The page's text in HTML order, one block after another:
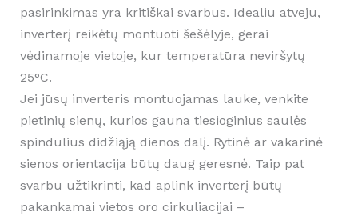
pasirinkimas yra kritiškai svarbus. Idealiu atveju,
inverterį reikėtų montuoti šešėlyje, gerai
vėdinamoje vietoje, kur temperatūra neviršytų
25°C.
Jei jūsų inverteris montuojamas lauke, venkite
pietinių sienų, kurios gauna tiesioginius saulės
spindulius didžiąją dienos dalį. Rytinė ar vakarinė
sienos orientacija būtų daug geresnė. Taip pat
svarbu užtikrinti, kad aplink inverterį būtų
pakankamai vietos oro cirkuliacijai –